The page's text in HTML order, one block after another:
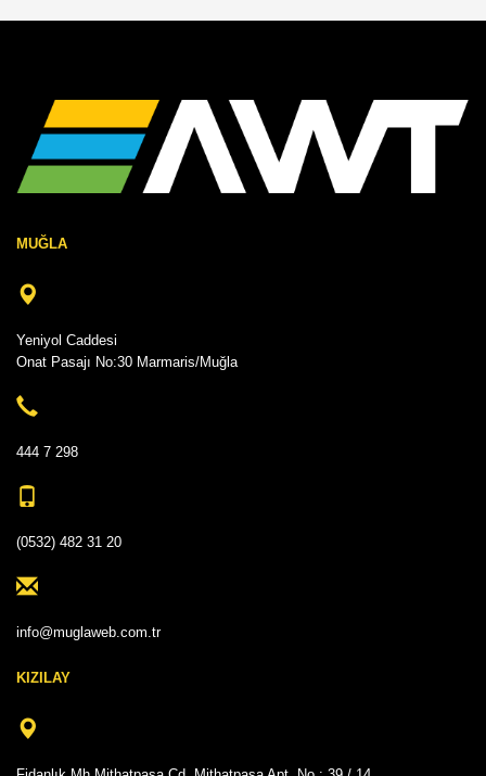
MUĞLA
Yeniyol Caddesi
Onat Pasajı No:30 Marmaris/Muğla
444 7 298
(0532) 482 31 20
info@muglaweb.com.tr
KIZILAY